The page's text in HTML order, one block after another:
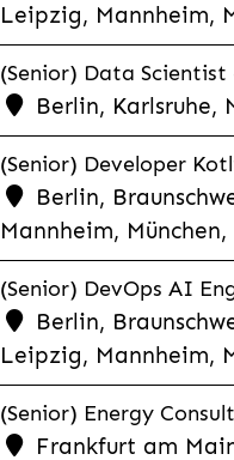
Leipzig, Mannheim,
(Senior) Data
Berlin, Karlsruhe,
(Senior) Developer
Berlin,
Mannheim,
(Senior) DevOps AI
Berlin,
Leipzig, Mannheim,
(Senior) Energy
Frankfurt am